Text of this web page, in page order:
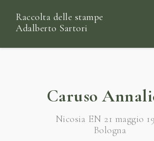
Raccolta delle stampe
Adalberto Sartori
Caruso
Nicosia EN 21 maggio
Bologna